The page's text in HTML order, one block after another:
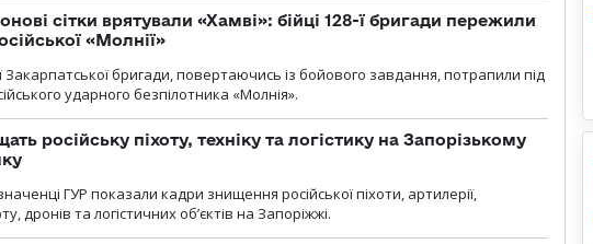
сітки врятували «Хамві»: бійці 128-ї бригади пережили
«Молнії»
ї Закарпатської бригади, повертаючись із бойового завдання, потрапили під
ударного безпілотника «Молнія».
російську піхоту, техніку та логістику на Запорізькому
ГУР показали кадри знищення російської піхоти, артилерії,
дронів та логістичних об’єктів на Запоріжжі.